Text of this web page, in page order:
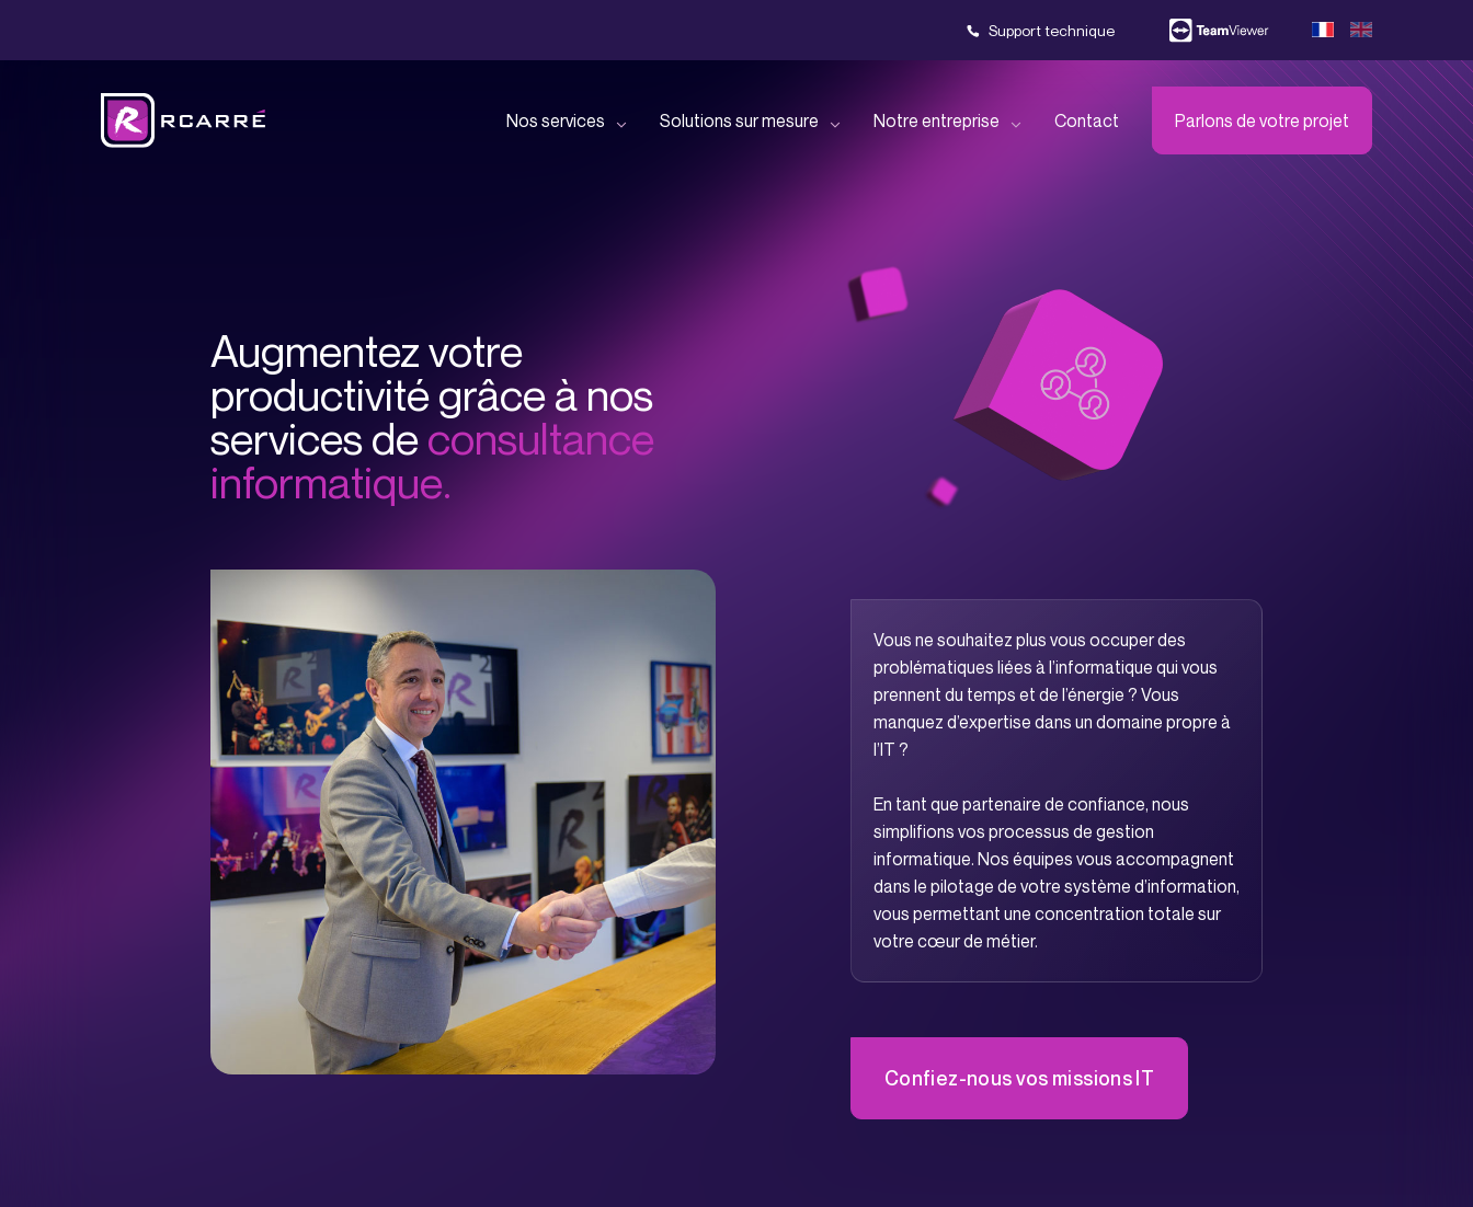
Support technique
Nos services
Optimisez votre infrastructure
IT grâce à notre expertise !
Libérez du temps à vos
collaborateurs grâce à nos
services IT
Déléguez les problématiques
Solutions sur mesure Notre entreprise
Retrouvez toutes nos
Découvrez l’ensemble de nos
partenaires
Téléchargez notre brochure
Contact Parlons de votre projet
Augmentez votre
productivité grâce à nos
services deconsultance
informatique.
Vous ne souhaitez plus vous occuper des
problématiques liées à l’informatique qui vous
prennent du temps et de l’énergie ? Vous
manquez d’expertise dans un domaine propre à
l’IT ?
En tant que partenaire de confiance, nous
simplifions vos processus de gestion
informatique. Nos équipes vous accompagnent
dans le pilotage de votre système d’information,
vous permettant une concentration totale sur
votre cœur de métier.
Confiez-nous vos missions IT